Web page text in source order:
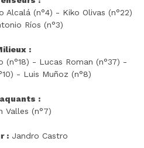
Alcalá (n°4) - Kiko Olivas (n°22)
Ríos (n°3)
:
(n°18) - Lucas Roman (n°37) -
- Luis Muñoz (n°8)
:
Valles (n°7)
:Jandro Castro